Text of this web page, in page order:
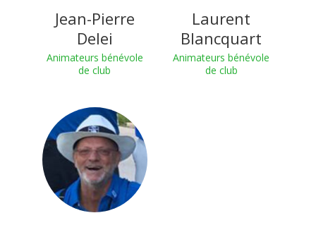
Jean-Pierre
Delei
Animateurs bénévole
de club
Laurent
Blancquart
Animateurs bénévole
de club